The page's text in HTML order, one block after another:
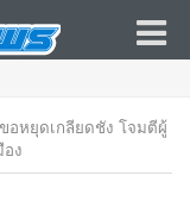
หยุดเกลียดชัง โจมตีผู้
ง